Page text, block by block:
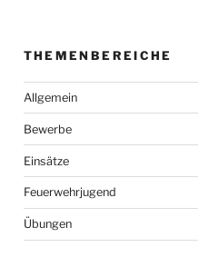
THEMENBEREICHE
Allgemein
Bewerbe
Einsätze
Feuerwehrjugend
Übungen